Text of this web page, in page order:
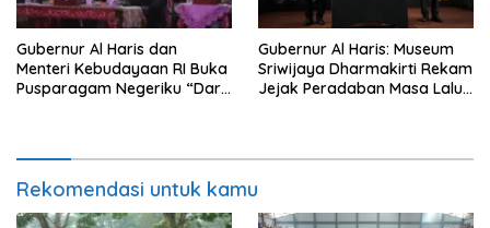
Gubernur Al Haris dan
Menteri Kebudayaan RI Buka
Pusparagam Negeriku “Dari
Gubernur Al Haris: Museum
Sriwijaya Dharmakirti Rekam
Jejak Peradaban Masa Lalu
Rekomendasi untuk kamu